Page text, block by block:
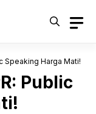
Speaking Harga Mati!
Public